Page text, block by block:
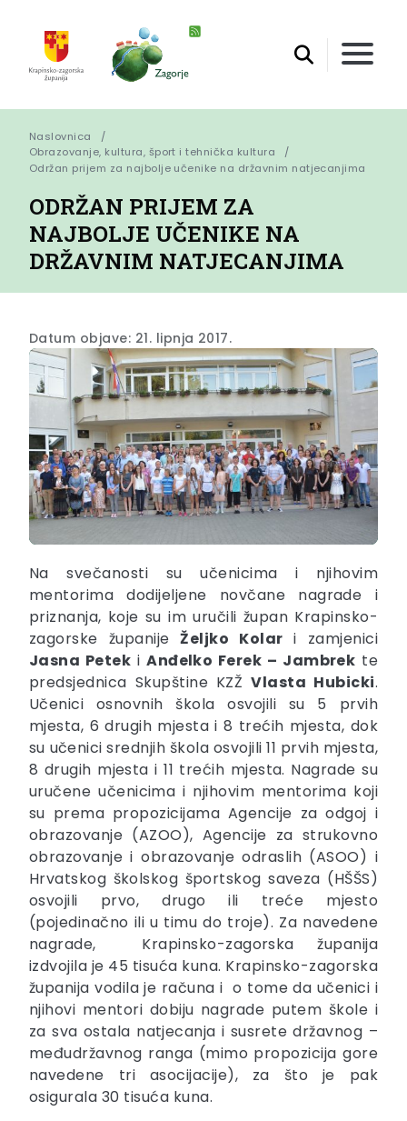
Naslovnica
Obrazovanje, kultura, šport i tehnička kultura
Održan prijem za najbolje učenike na državnim natjecanjima
ODRŽAN PRIJEM ZA
NAJBOLJE UČENIKE NA
DRŽAVNIM NATJECANJIMA
Datum objave: 21. lipnja 2017.
Na svečanosti su učenicima i njihovim
mentorima dodijeljene novčane nagrade i
priznanja, koje su im uručili župan Krapinsko-
zagorske županijeŽeljko Kolar i zamjenici
Jasna Petek iAnđelko Ferek – Jambrek te
predsjednica Skupštine KZŽVlasta Hubicki.
Učenici osnovnih škola osvojili su 5 prvih
mjesta, 6 drugih mjesta i 8 trećih mjesta, dok
su učenici srednjih škola osvojili 11 prvih mjesta,
8 drugih mjesta i 11 trećih mjesta. Nagrade su
uručene učenicima i njihovim mentorima koji
su prema propozicijama Agencije za odgoj i
obrazovanje (AZOO), Agencije za strukovno
obrazovanje i obrazovanje odraslih (ASOO) i
Hrvatskog školskog športskog saveza (HŠŠS)
osvojili prvo, drugo ili treće mjesto
(pojedinačno ili u timu do troje). Za navedene
nagrade, Krapinsko-zagorska županija
izdvojila je 45 tisuća kuna. Krapinsko-zagorska
županija vodila je računa i o tome da učenici i
njihovi mentori dobiju nagrade putem škole i
za sva ostala natjecanja i susrete državnog –
međudržavnog ranga (mimo propozicija gore
navedene tri asocijacije), za što je pak
osigurala 30 tisuća kuna.